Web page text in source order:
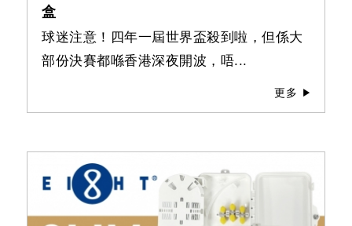
盒
球迷注意！四年一屆世界盃殺到啦，但係大
部份決賽都喺香港深夜開波，唔...
更多